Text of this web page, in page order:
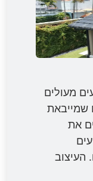
מעולים
שמייבאת
את
העיצוב